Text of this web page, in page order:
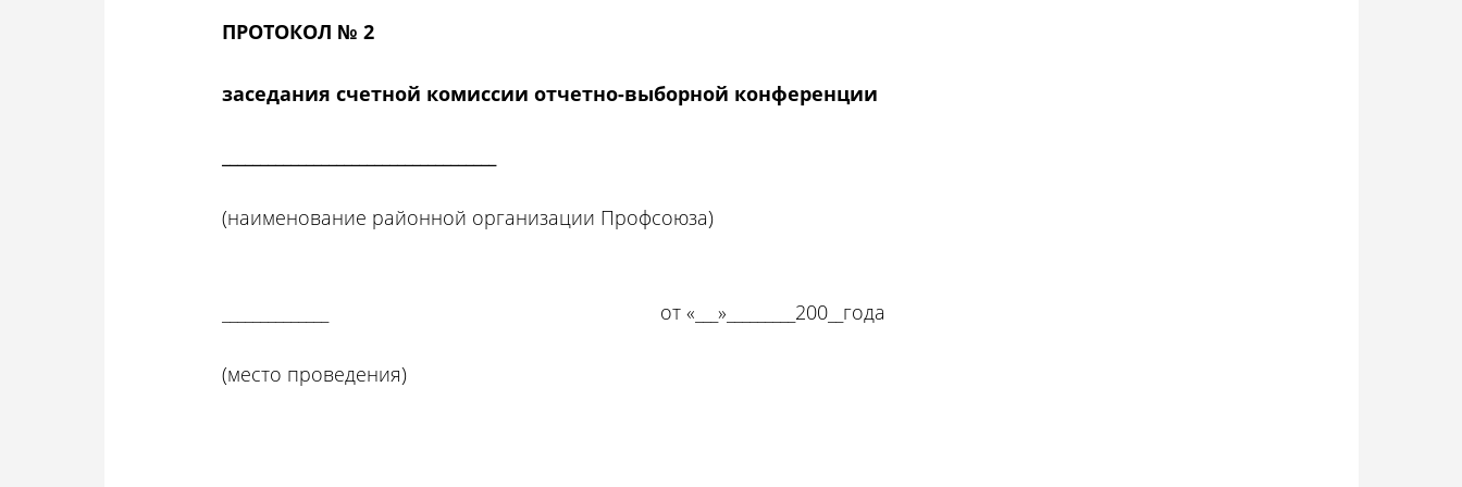
ПРОТОКОЛ № 2
заседания счетной комиссии отчетно-выборной конференции
(наименование районной организации Профсоюза)
______________ от «___»_________200__года
(место проведения)